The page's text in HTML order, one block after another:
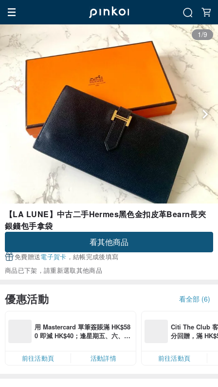
1/9
【LA LUNE】中古二手Hermes黑色金扣皮革Bearn長夾
銀錢包手拿袋
看其他商品
免費贈送電子賀卡 ，結帳完成後填寫
商品已下架，請重新選取其他商品
優惠活動 看全部 (6)
用 Mastercard 單筆簽賬滿 HK$58
0 即減 HK$40；逢星期五、六、日
限，額滿即止，僅限「常用信用
卡」結帳）
前往活動頁 活動詳情
Citi The Club
分回贈，滿
前往活動頁